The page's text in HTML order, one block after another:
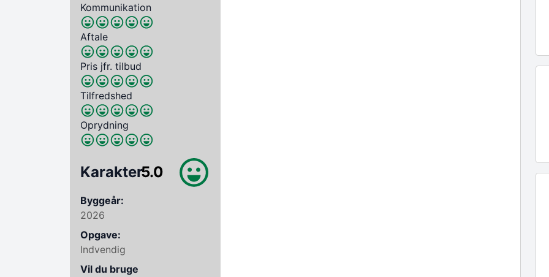
Kommunikation
Aftale
Pris jfr. tilbud
Tilfredshed
Oprydning
Karakter5.0
Byggeår:
2026
Opgave:
Indvendig
Vil du bruge